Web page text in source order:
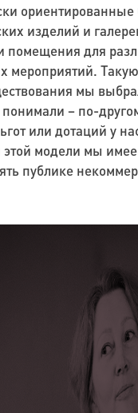
ориентированные
изделий и
помещения для
мероприятий.
мы
понимали – по-
или дотаций у
этой модели мы
публике